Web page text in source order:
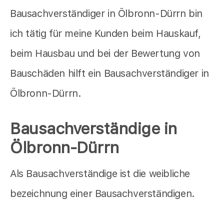
Bausachverständiger in Ölbronn-Dürrn bin
ich tätig für meine Kunden beim Hauskauf,
beim Hausbau und bei der Bewertung von
Bauschäden hilft ein Bausachverständiger in
Ölbronn-Dürrn.
Bausachverständige in
Ölbronn-Dürrn
Als Bausachverständige ist die weibliche
bezeichnung einer Bausachverständigen.